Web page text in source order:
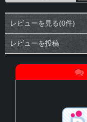
レビューを見る(0件)
レビューを投稿